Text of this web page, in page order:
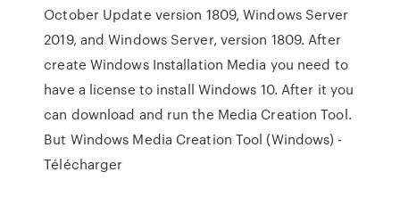
October Update version 1809, Windows Server
2019, and Windows Server, version 1809. After
create Windows Installation Media you need to
have a license to install Windows 10. After it you
can download and run the Media Creation Tool.
But Windows Media Creation Tool (Windows) -
Télécharger